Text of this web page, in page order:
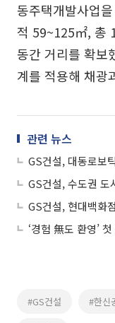
동주택개발사업
적 59~125㎡, 총
동간 거리를 확보
계를 적용해 채광
관련 뉴스
GS건설, 대동로보
‘경험 無도 환영’
#GS건설 #한신